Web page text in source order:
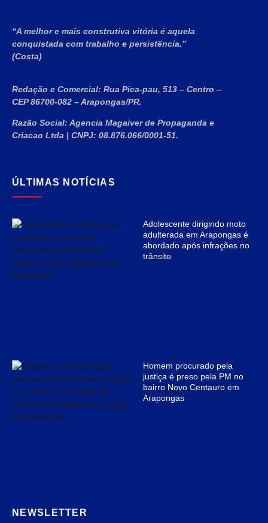
“A melhor e mais construtiva vitória é aquela
conquistada com trabalho e persistência.”
(Costa)
Redação e Comercial: Rua Pica-pau, 513 – Centro –
CEP 86700-082 – Arapongas/PR.
Razão Social: Agencia Magaiver de Propaganda e
Criacao Ltda | CNPJ: 08.876.066/0001-51.
ÚLTIMAS NOTÍCIAS
Adolescente dirigindo moto
adulterada em Arapongas é
abordado após infrações no
trânsito
Homem procurado pela
justiça é preso pela PM no
bairro Novo Centauro em
Arapongas
NEWSLETTER